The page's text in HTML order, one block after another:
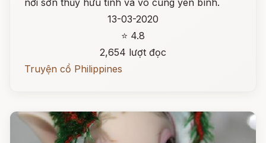
nơi sơn thủy hữu tình và vô cùng yên bình.
13-03-2020
⭐ 4.8
2,654 lượt đọc
Truyện cổ Philippines